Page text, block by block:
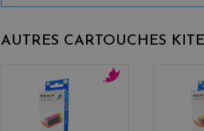
AUTRES CARTOUCHES